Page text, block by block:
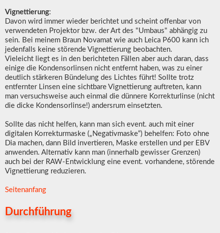
Vignettierung:
Davon wird immer wieder berichtet und scheint offenbar von
verwendeten Projektor bzw. der Art des "Umbaus" abhängig zu
sein. Bei meinem Braun Novamat wie auch Leica P600 kann ich
jedenfalls keine störende Vignettierung beobachten.
Vieleicht liegt es in den berichteten Fällen aber auch daran, dass
einige die Kondensorlinsen nicht entfernt haben, was zu einer
deutlich stärkeren Bündelung des Lichtes führt! Sollte trotz
entfernter Linsen eine sichtbare Vignettierung auftreten, kann
man versuchsweise auch einmal die dünnere Korrekturlinse (nicht
die dicke Kondensorlinse!) andersrum einsetzten.
Sollte das nicht helfen, kann man sich event. auch mit einer
digitalen Korrekturmaske („Negativmaske“) behelfen: Foto ohne
Dia machen, dann Bild invertieren, Maske erstellen und per EBV
anwenden. Alternativ kann man (innerhalb gewisser Grenzen)
auch bei der RAW-Entwicklung eine event. vorhandene, störende
Vignettierung reduzieren.
Seitenanfang
Durchführung